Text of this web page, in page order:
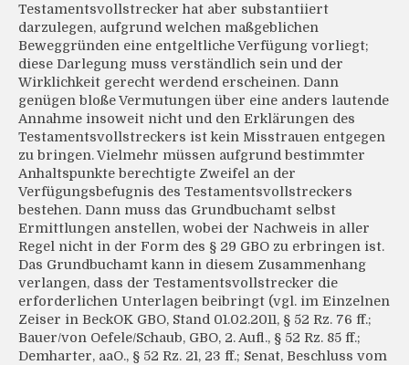
Testamentsvollstrecker hat aber substantiiert
darzulegen, aufgrund welchen maßgeblichen
Beweggründen eine entgeltliche Verfügung vorliegt;
diese Darlegung muss verständlich sein und der
Wirklichkeit gerecht werdend erscheinen. Dann
genügen bloße Vermutungen über eine anders lautende
Annahme insoweit nicht und den Erklärungen des
Testamentsvollstreckers ist kein Misstrauen entgegen
zu bringen. Vielmehr müssen aufgrund bestimmter
Anhaltspunkte berechtigte Zweifel an der
Verfügungsbefugnis des Testamentsvollstreckers
bestehen. Dann muss das Grundbuchamt selbst
Ermittlungen anstellen, wobei der Nachweis in aller
Regel nicht in der Form des § 29 GBO zu erbringen ist.
Das Grundbuchamt kann in diesem Zusammenhang
verlangen, dass der Testamentsvollstrecker die
erforderlichen Unterlagen beibringt (vgl. im Einzelnen
Zeiser in BeckOK GBO, Stand 01.02.2011, § 52 Rz. 76 ff.;
Bauer/von Oefele/Schaub, GBO, 2. Aufl., § 52 Rz. 85 ff.;
Demharter, aaO., § 52 Rz. 21, 23 ff.; Senat, Beschluss vom